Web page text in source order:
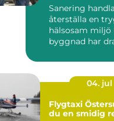
Sanering
återställa en
hälsosam miljö
byggnad har
04. jul
Flygtaxi Östersund
du en smidig